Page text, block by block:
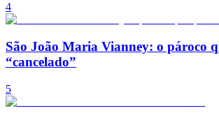
4
São João Maria Vianney: o pároco
“cancelado”
5